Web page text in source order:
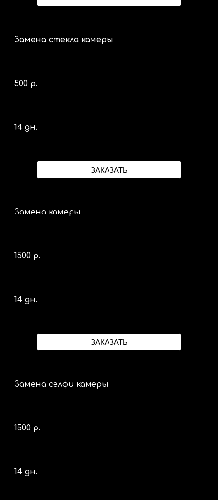
Замена стекла камеры
500 р.
14 дн.
ЗАКАЗАТЬ
Замена камеры
1500 р.
14 дн.
ЗАКАЗАТЬ
Замена селфи камеры
1500 р.
14 дн.